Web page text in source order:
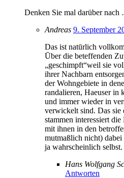
Denken Sie mal darüber
Andreas 9. September
Das ist natūrlich
Ūber die beteffenden
„geschimpft“weil sie
ihrer Nachbarn
der Wohngebiete in
randalieren, Haeuser in
und immer wieder in
verwickelt sind. Das sie
stammen interessiert
mit ihnen in den
mutmaßlich nicht)
ja wahrscheinlich selbst.
Hans Wolfgang
Antworten